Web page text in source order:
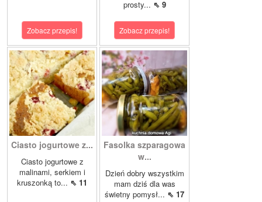
Zobacz przepis!
prosty... ⇖ 9
Zobacz przepis!
Ciasto jogurtowe z...
Ciasto jogurtowe z
malinami, serkiem i
kruszonką to... ⇖ 11
Fasolka szparagowa
w...
Dzień dobry wszystkim
mam dziś dla was
świetny pomysł... ⇖ 17